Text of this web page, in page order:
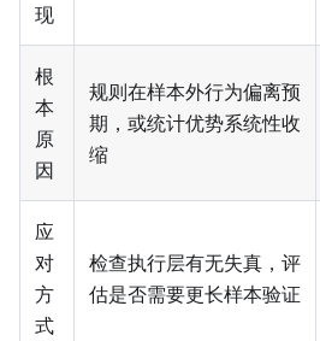
现
根
本
原
因
规则在样本外行为偏离预
期，或统计优势系统性收
缩
应
对
方
式
检查执行层有无失真，评
估是否需要更长样本验证